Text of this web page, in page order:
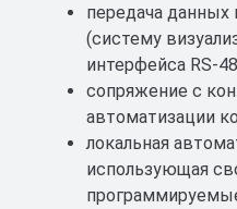
передача данных
(систему
интерфейса RS-
сопряжение с
автоматизации
локальная
использующая